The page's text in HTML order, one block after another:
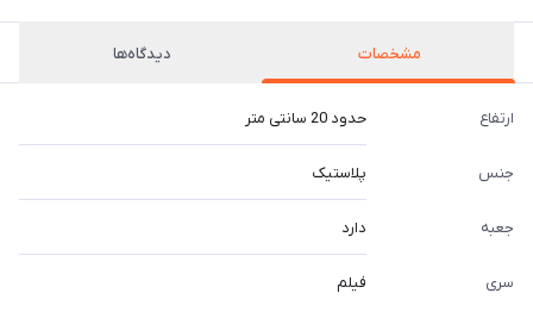
مشخصات دیدگاه‌ها
ارتفاع حدود 20 سانتی متر
جنس پلاستیک
جعبه دارد
سری فیلم